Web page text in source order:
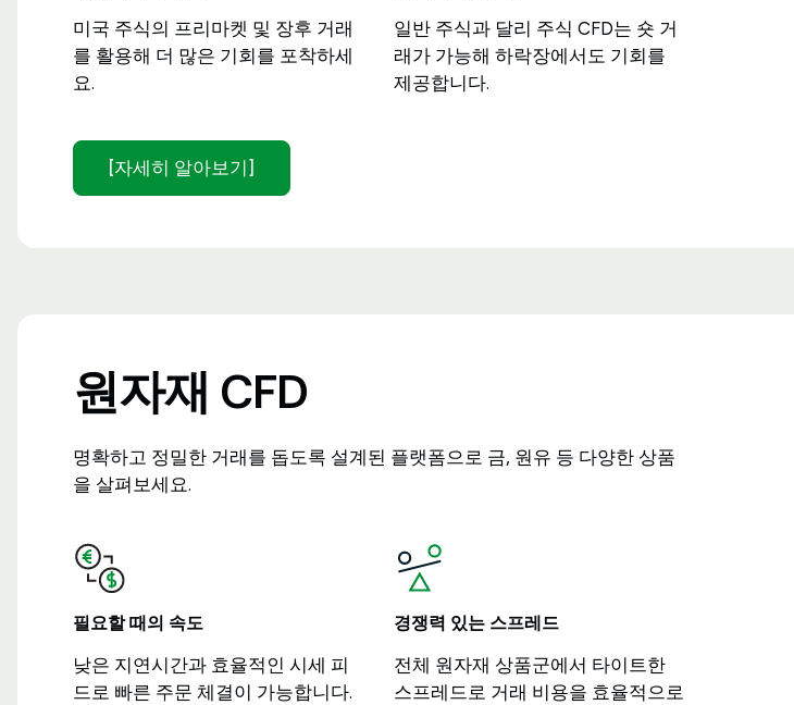
미국 주식의 프리마켓 및 장후 거래
를 활용해 더 많은 기회를 포착하세
요.
일반 주식과 달리 주식 CFD는 숏 거
래가 가능해 하락장에서도 기회를
제공합니다.
[자세히 알아보기]
원자재 CFD
명확하고 정밀한 거래를 돕도록 설계된 플랫폼으로 금, 원유 등 다양한 상품
을 살펴보세요.
필요할 때의 속도
낮은 지연시간과 효율적인 시세 피
드로 빠른 주문 체결이 가능합니다.
경쟁력 있는 스프레드
전체 원자재 상품군에서 타이트한
스프레드로 거래 비용을 효율적으로